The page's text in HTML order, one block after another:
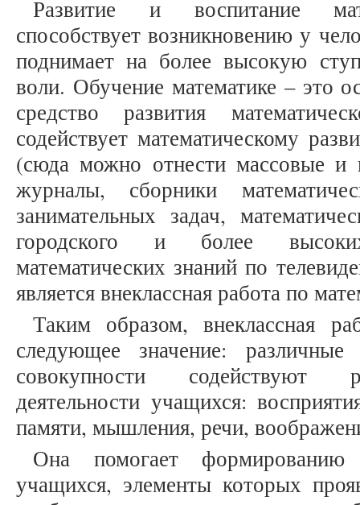
Развитие и воспитание
способствует возникновению у
поднимает на более высокую
воли. Обучение математике – это
средство развития
содействует математическому
(сюда можно отнести массовые и
журналы, сборники
занимательных задач,
городского и более
математических знаний по
является внеклассная работа по
Таким образом, внеклассная
следующее значение:
совокупности содействуют
деятельности учащихся:
памяти, мышления, речи,
Она помогает формированию
учащихся, элементы которых